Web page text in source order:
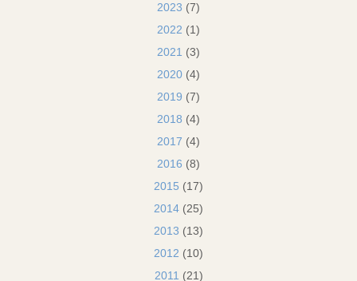
2023 (7)
2022 (1)
2021 (3)
2020 (4)
2019 (7)
2018 (4)
2017 (4)
2016 (8)
2015 (17)
2014 (25)
2013 (13)
2012 (10)
2011 (21)